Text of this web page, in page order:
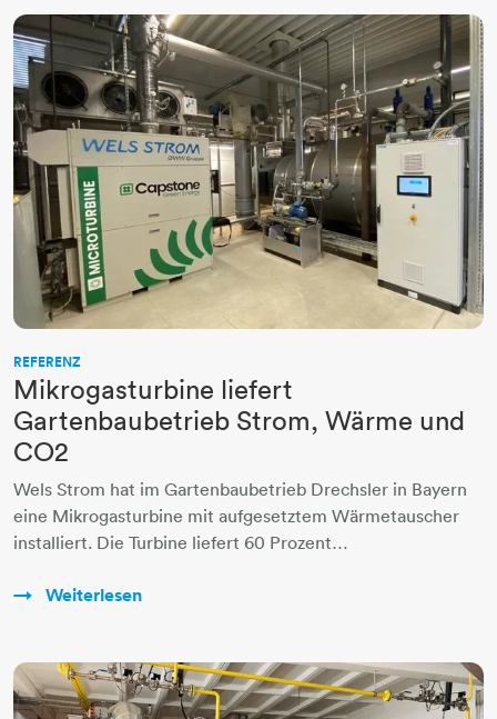
REFERENZ
Mikrogasturbine liefert
Gartenbaubetrieb Strom, Wärme und
CO2
Wels Strom hat im Gartenbaubetrieb Drechsler in Bayern
eine Mikrogasturbine mit aufgesetztem Wärmetauscher
installiert. Die Turbine liefert 60 Prozent…
Weiterlesen